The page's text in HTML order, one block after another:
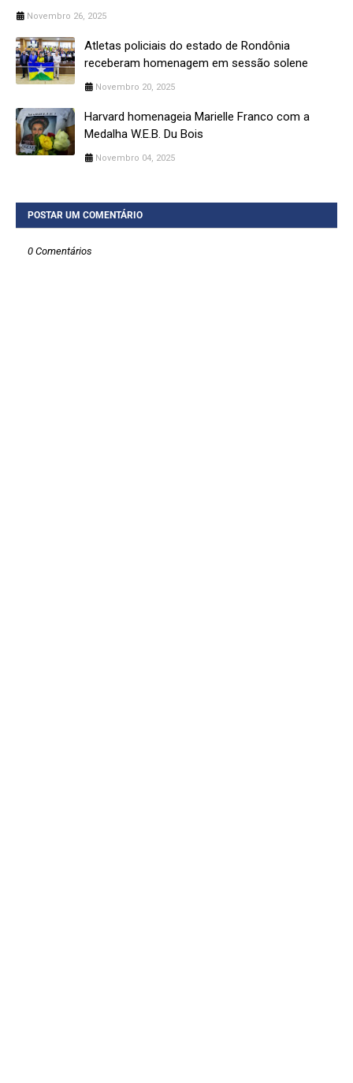
Novembro 26, 2025
Atletas policiais do estado de Rondônia
receberam homenagem em sessão solene
Novembro 20, 2025
Harvard homenageia Marielle Franco com a
Medalha W.E.B. Du Bois
Novembro 04, 2025
POSTAR UM COMENTÁRIO
0 Comentários